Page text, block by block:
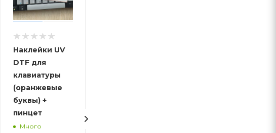
Наклейки UV
DTF для
клавиатуры
(оранжевые
буквы) +
пинцет
Много